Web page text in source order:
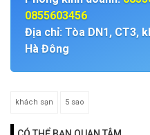
0855603456
Địa chỉ: Tòa DN1, CT3,
Hà Đông
khách sạn 5 sao